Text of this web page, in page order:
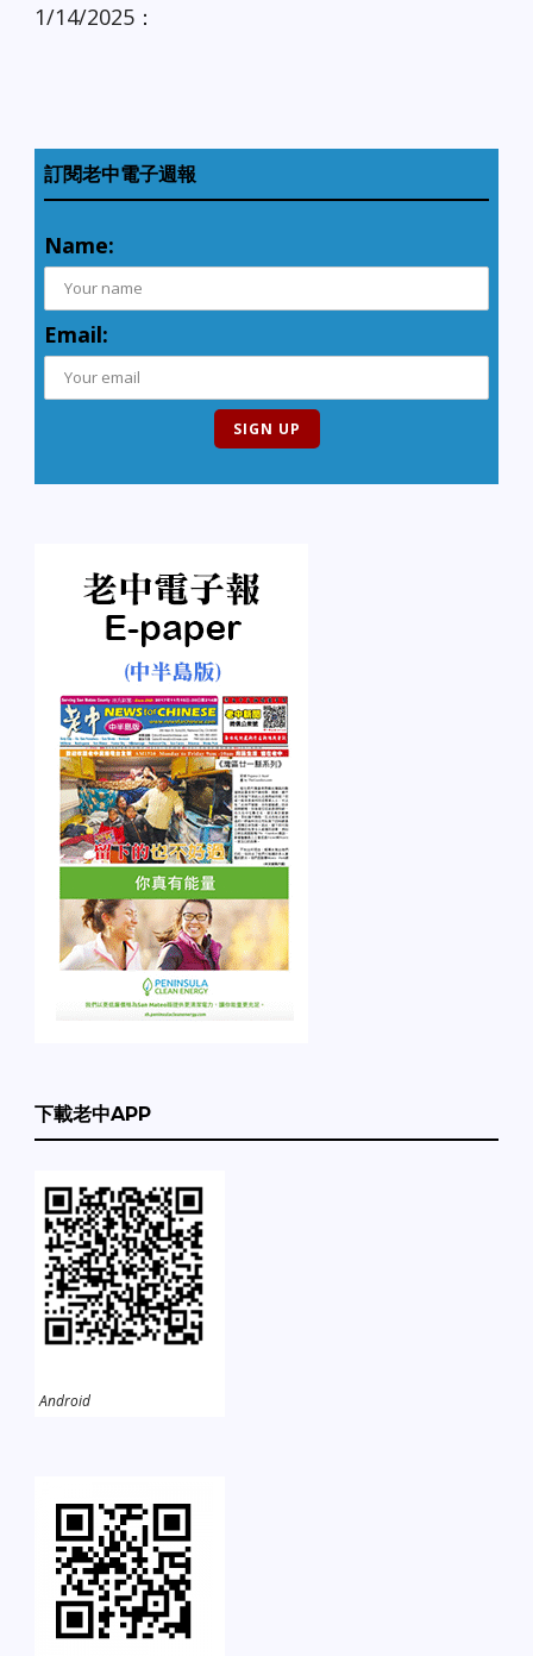
1/14/2025：
訂閱老中電子週報
Name:
Email:
下載老中APP
Android